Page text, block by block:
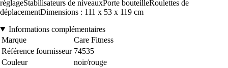
réglageStabilisateurs de niveauxPorte bouteilleRoulettes de
déplacementDimensions : 111 x 53 x 119 cm
Informations complémentaires
Marque
Care Fitness
Référence fournisseur 74535
Couleur
noir/rouge